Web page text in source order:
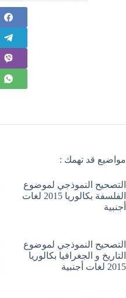
مواضيع قد تهمك :
التصحيح النموذجي لموضوع
الفلسفة بكالوريا 2015 لغات
أجنبية
التصحيح النموذجي لموضوع
التاريخ و الجغرافيا بكالوريا
2015 لغات أجنبية